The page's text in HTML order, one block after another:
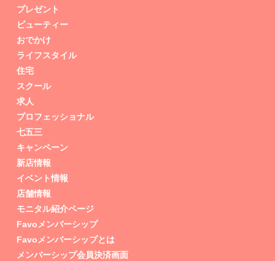
プレゼント
ビューティー
おでかけ
ライフスタイル
住宅
スクール
求人
プロフェッショナル
七五三
キャンペーン
新店情報
イベント情報
店舗情報
モニタル紹介ページ
Favoメンバーシップ
Favoメンバーシップとは
メンバーシップ会員決済画面